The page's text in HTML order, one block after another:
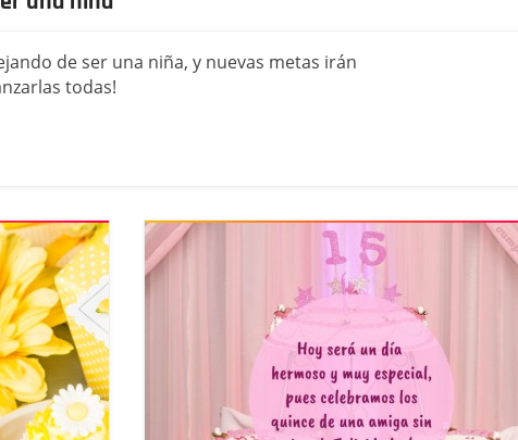
de ser una niña, y nuevas metas irán
todas!